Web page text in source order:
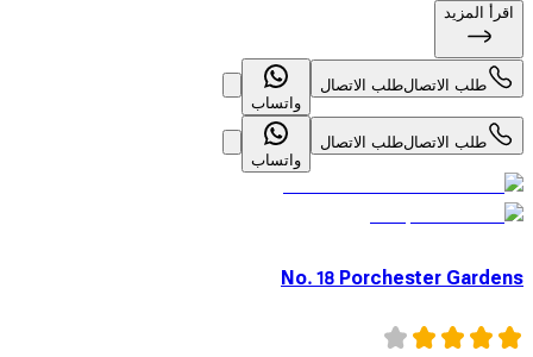
اقرأ المزيد
طلب الاتصالطلب الاتصال
واتساب
طلب الاتصالطلب الاتصال
واتساب
No. 18 Porchester Gardens